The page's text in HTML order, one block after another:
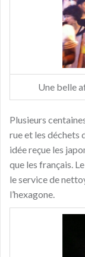
Une belle
Plusieurs
rue et les déchets
idée reçue les
que les français.
le service de
l’hexagone.